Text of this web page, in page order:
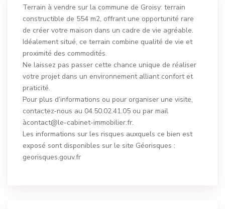
Terrain à vendre sur la commune de Groisy: terrain
constructible de 554 m2, offrant une opportunité rare
de créer votre maison dans un cadre de vie agréable.
Idéalement situé, ce terrain combine qualité de vie et
proximité des commodités.
Ne laissez pas passer cette chance unique de réaliser
votre projet dans un environnement alliant confort et
praticité.
Pour plus d’informations ou pour organiser une visite,
contactez-nous au 04.50.02.41.05 ou par mail
àcontact@le-cabinet-immobilier.fr.
Les informations sur les risques auxquels ce bien est
exposé sont disponibles sur le site Géorisques :
georisques.gouv.fr